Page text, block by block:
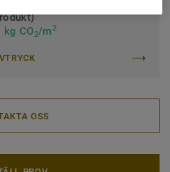
CO2/m2
OSS